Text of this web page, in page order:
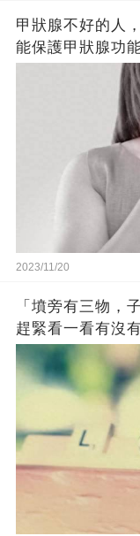
甲狀腺不好的人
能保護甲狀腺功
2023/11/20
「墳旁有三物，
趕緊看一看有沒